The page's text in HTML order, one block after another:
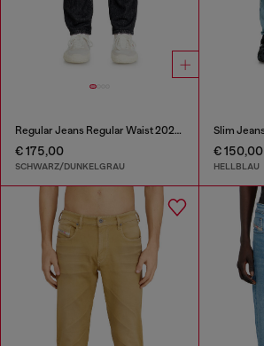
Regular Jeans Regular Waist 2023 D-Finitive
€ 175,00
SCHWARZ/DUNKELGRAU
€ 150,00
HELLBLAU